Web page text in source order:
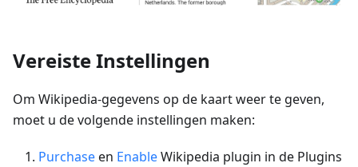
Vereiste Instellingen
Om Wikipedia-gegevens op de kaart weer te geven,
moet u de volgende instellingen maken:
Purchaseen EnableWikipedia plugin in de Plugins